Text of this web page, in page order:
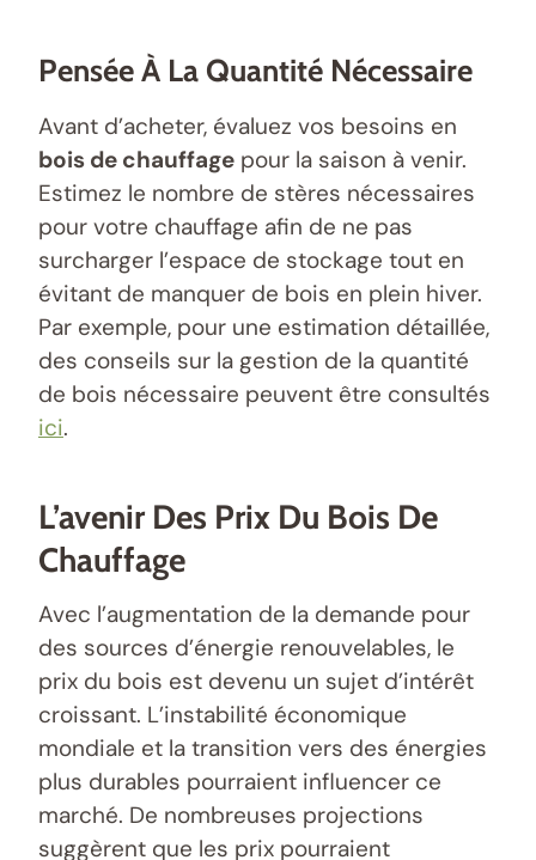
Pensée À La Quantité Nécessaire
Avant d’acheter, évaluez vos besoins en
bois de chauffage pour la saison à venir.
Estimez le nombre de stères nécessaires
pour votre chauffage afin de ne pas
surcharger l’espace de stockage tout en
évitant de manquer de bois en plein hiver.
Par exemple, pour une estimation détaillée,
des conseils sur la gestion de la quantité
de bois nécessaire peuvent être consultés
ici.
L’avenir Des Prix Du Bois De
Chauffage
Avec l’augmentation de la demande pour
des sources d’énergie renouvelables, le
prix du bois est devenu un sujet d’intérêt
croissant. L’instabilité économique
mondiale et la transition vers des énergies
plus durables pourraient influencer ce
marché. De nombreuses projections
suggèrent que les prix pourraient